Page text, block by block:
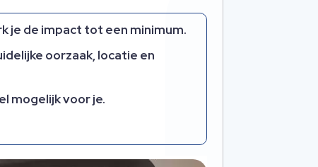
je de impact tot een minimum.​
oorzaak, locatie en
mogelijk voor je.​